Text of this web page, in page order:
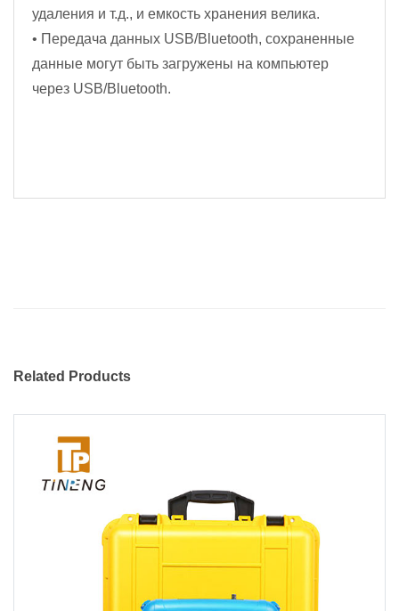
удаления и т.д., и емкость хранения велика.
• Передача данных USB/Bluetooth, сохраненные
данные могут быть загружены на компьютер
через USB/Bluetooth.
Related Products